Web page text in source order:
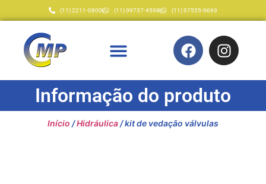
(11) 2211-0800 (11) 99737-4598 (11) 97555-9669
Informação do produto
Início /Hidráulica/ kit de vedação válvulas